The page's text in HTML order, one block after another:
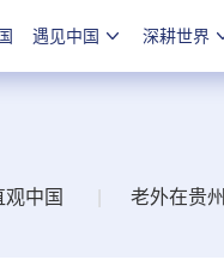
遇见中国 深耕世界
观中国 老外在贵州